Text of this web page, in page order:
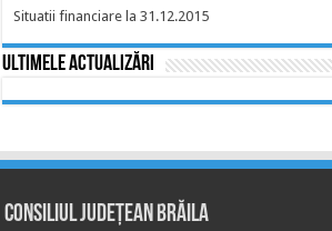
Situatii financiare la 31.12.2015
Ultimele actualizări
Consiliul Județean Brăila